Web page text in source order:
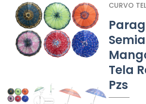
CURVO
Tela
Pzs